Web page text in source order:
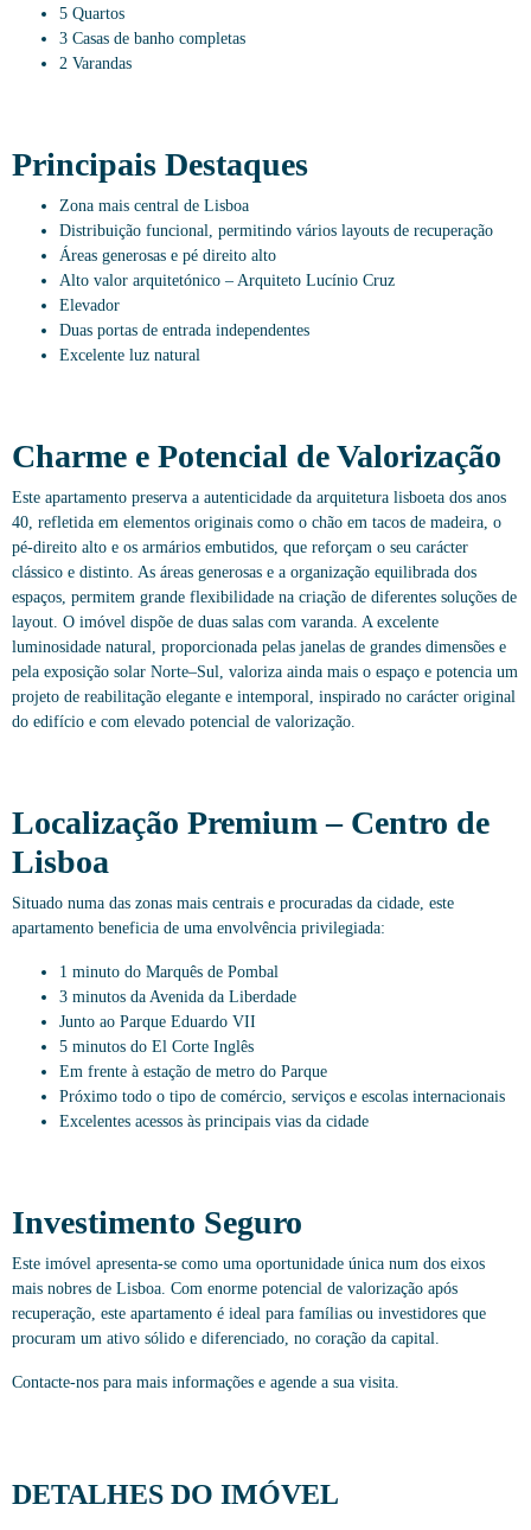
5 Quartos
3 Casas de banho completas
2 Varandas
Principais Destaques
Zona mais central de Lisboa
Distribuição funcional, permitindo vários layouts de recuperação
Áreas generosas e pé direito alto
Alto valor arquitetónico – Arquiteto Lucínio Cruz
Elevador
Duas portas de entrada independentes
Excelente luz natural
Charme e Potencial de Valorização
Este apartamento preserva a autenticidade da arquitetura lisboeta dos anos
40, refletida em elementos originais como o chão em tacos de madeira, o
pé-direito alto e os armários embutidos, que reforçam o seu carácter
clássico e distinto. As áreas generosas e a organização equilibrada dos
espaços, permitem grande flexibilidade na criação de diferentes soluções de
layout. O imóvel dispõe de duas salas com varanda. A excelente
luminosidade natural, proporcionada pelas janelas de grandes dimensões e
pela exposição solar Norte–Sul, valoriza ainda mais o espaço e potencia um
projeto de reabilitação elegante e intemporal, inspirado no carácter original
do edifício e com elevado potencial de valorização.
Localização Premium – Centro de
Lisboa
Situado numa das zonas mais centrais e procuradas da cidade, este
apartamento beneficia de uma envolvência privilegiada:
1 minuto do Marquês de Pombal
3 minutos da Avenida da Liberdade
Junto ao Parque Eduardo VII
5 minutos do El Corte Inglês
Em frente à estação de metro do Parque
Próximo todo o tipo de comércio, serviços e escolas internacionais
Excelentes acessos às principais vias da cidade
Investimento Seguro
Este imóvel apresenta-se como uma oportunidade única num dos eixos
mais nobres de Lisboa. Com enorme potencial de valorização após
recuperação, este apartamento é ideal para famílias ou investidores que
procuram um ativo sólido e diferenciado, no coração da capital.
Contacte-nos para mais informações e agende a sua visita.
DETALHES DO IMÓVEL